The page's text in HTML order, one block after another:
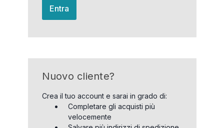
Entra
Nuovo cliente?
Crea il tuo account e sarai in grado di:
Completare gli acquisti più
velocemente